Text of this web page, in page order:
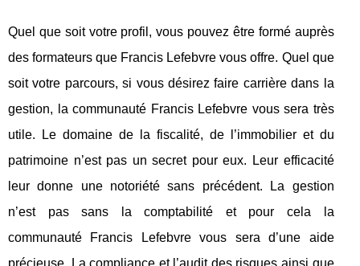
Quel que soit votre profil, vous pouvez être formé auprès
des formateurs que Francis Lefebvre vous offre. Quel que
soit votre parcours, si vous désirez faire carrière dans la
gestion, la communauté Francis Lefebvre vous sera très
utile. Le domaine de la fiscalité, de l’immobilier et du
patrimoine n’est pas un secret pour eux. Leur efficacité
leur donne une notoriété sans précédent. La gestion
n’est pas sans la comptabilité et pour cela la
communauté Francis Lefebvre vous sera d’une aide